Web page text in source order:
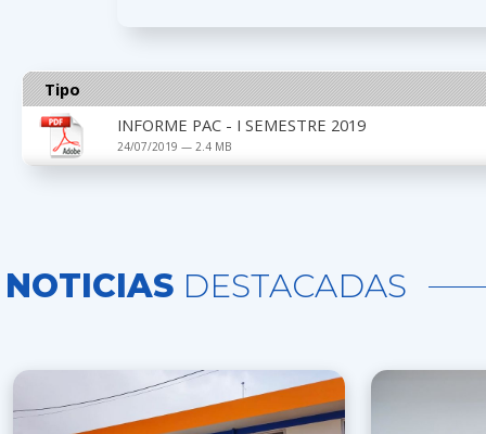
Tipo
INFORME PAC - I SEMESTRE 2019
24/07/2019 — 2.4 MB
NOTICIAS DESTACADAS